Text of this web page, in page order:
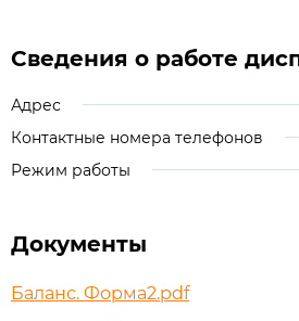
Сведения о работе
Адрес
Контактные номера телефонов
Режим работы
Документы
Баланс. Форма2.pdf